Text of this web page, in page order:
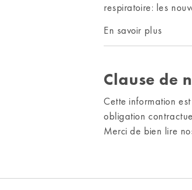
respiratoire: les
En savoir plus
Clause de
Cette information
obligation
Merci de bien lire